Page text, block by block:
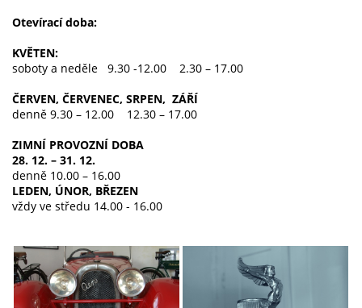
Otevírací doba:
KVĚTEN:
soboty a neděle 9.30 -12.00 2.30 – 17.00
ČERVEN, ČERVENEC, SRPEN, ZÁŘÍ
denně 9.30 – 12.00 12.30 – 17.00
ZIMNÍ PROVOZNÍ DOBA
28. 12. – 31. 12.
denně 10.00 – 16.00
LEDEN, ÚNOR, BŘEZEN
vždy ve středu 14.00 - 16.00